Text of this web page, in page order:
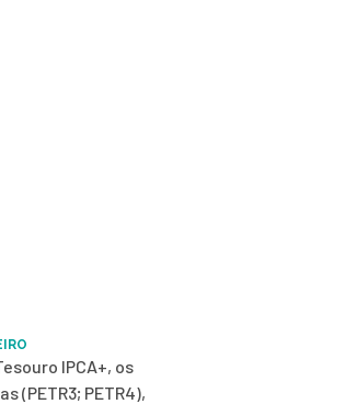
IPCA+, os
(PETR3; PETR4),